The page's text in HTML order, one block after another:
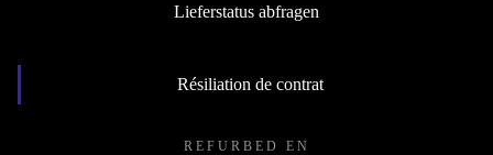
Lieferstatus abfragen
Résiliation de contrat
REFURBED EN